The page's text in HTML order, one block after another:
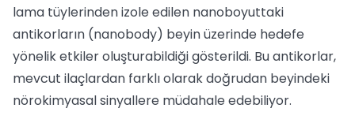
lama tüylerinden izole edilen nanoboyuttaki
antikorların (nanobody) beyin üzerinde hedefe
yönelik etkiler oluşturabildiği gösterildi. Bu antikorlar,
mevcut ilaçlardan farklı olarak doğrudan beyindeki
nörokimyasal sinyallere müdahale edebiliyor.